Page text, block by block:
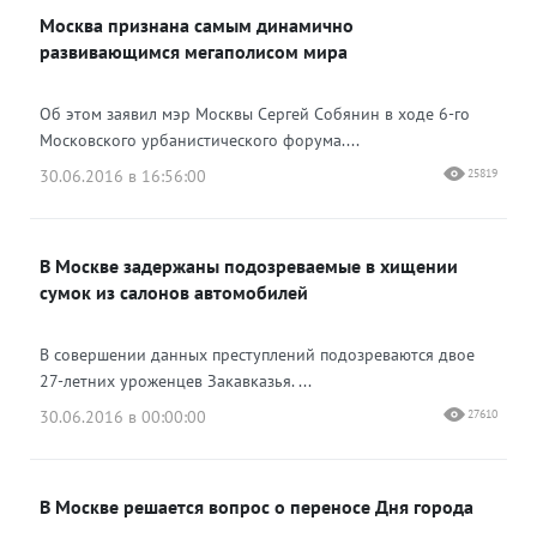
Москва признана самым динамично
развивающимся мегаполисом мира
Об этом заявил мэр Москвы Сергей Собянин в ходе 6-го
Московского урбанистического форума....
30.06.2016 в 16:56:00
25819
В Москве задержаны подозреваемые в хищении
сумок из салонов автомобилей
В совершении данных преступлений подозреваются двое
27-летних уроженцев Закавказья. ...
30.06.2016 в 00:00:00
27610
В Москве решается вопрос о переносе Дня города